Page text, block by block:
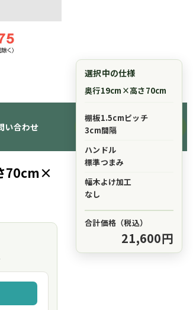
い合わせ ショッピングカート
70cm×
選択中の仕様
奥行19cm×高さ70cm
棚板1.5cmピッチ
3cm間隔
ハンドル
標準つまみ
幅木よけ加工
なし
合計価格（税込）
21,600円